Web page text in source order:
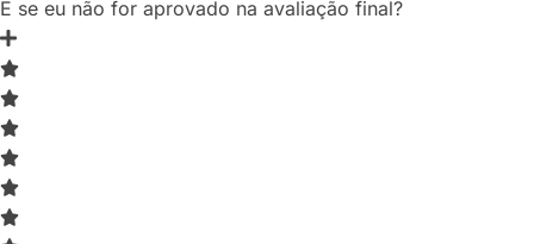
E se eu não for aprovado na avaliação final?